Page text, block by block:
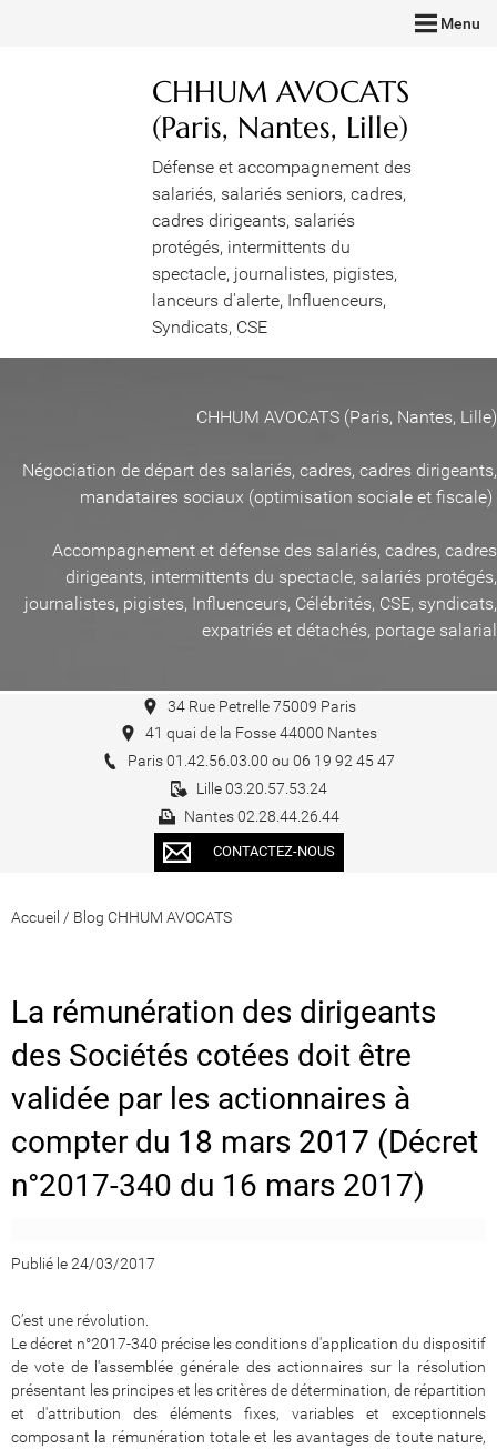
Menu
CHHUM AVOCATS
(Paris, Nantes, Lille)
Défense et accompagnement des
salariés, salariés seniors, cadres,
cadres dirigeants, salariés
protégés, intermittents du
spectacle, journalistes, pigistes,
lanceurs d'alerte, Influenceurs,
Syndicats, CSE
CHHUM AVOCATS (Paris, Nantes, Lille)
Négociation de départ des salariés, cadres, cadres dirigeants,
mandataires sociaux (optimisation sociale et fiscale)
Accompagnement et défense des salariés, cadres, cadres
dirigeants, intermittents du spectacle, salariés protégés,
journalistes, pigistes, Influenceurs, Célébrités, CSE, syndicats,
expatriés et détachés, portage salarial
34 Rue Petrelle 75009 Paris
41 quai de la Fosse 44000 Nantes
Paris 01.42.56.03.00 ou 06 19 92 45 47
Lille 03.20.57.53.24
Nantes 02.28.44.26.44
CONTACTEZ-NOUS
Accueil / Blog CHHUM AVOCATS
La rémunération des dirigeants
des Sociétés cotées doit être
validée par les actionnaires à
compter du 18 mars 2017 (Décret
n°2017-340 du 16 mars 2017)
Publié le 24/03/2017
C’est une révolution.
Le décret n°2017-340 précise les conditions d'application du dispositif
de vote de l'assemblée générale des actionnaires sur la résolution
présentant les principes et les critères de détermination, de répartition
et d'attribution des éléments fixes, variables et exceptionnels
composant la rémunération totale et les avantages de toute nature,